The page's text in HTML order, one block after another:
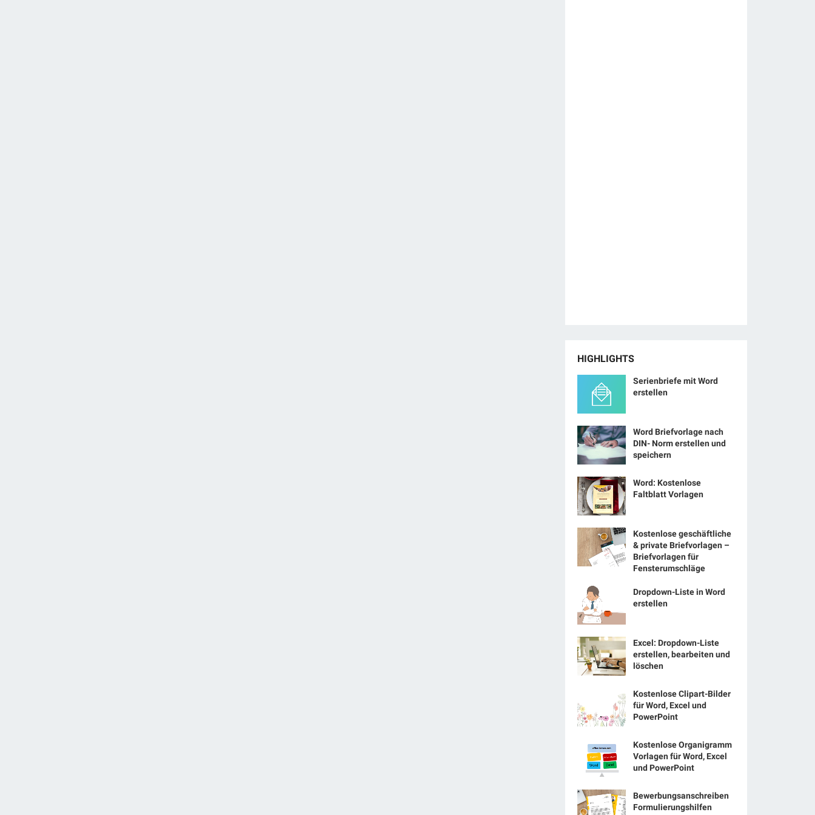
HIGHLIGHTS
Serienbriefe mit Word
erstellen
Word Briefvorlage nach
DIN- Norm erstellen und
speichern
Word: Kostenlose
Faltblatt Vorlagen
Kostenlose geschäftliche
& private Briefvorlagen –
Briefvorlagen für
Fensterumschläge
Dropdown-Liste in Word
erstellen
Excel: Dropdown-Liste
erstellen, bearbeiten und
löschen
Kostenlose Clipart-Bilder
für Word, Excel und
PowerPoint
Kostenlose Organigramm
Vorlagen für Word, Excel
und PowerPoint
Bewerbungsanschreiben
Formulierungshilfen